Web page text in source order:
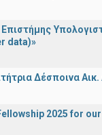
data)»
Δέσποινα
2025 for